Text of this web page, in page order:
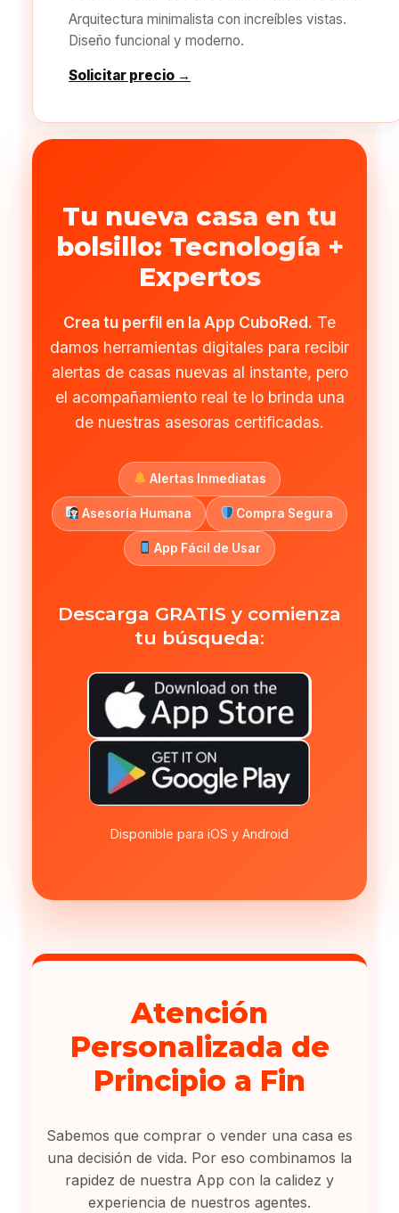
Arquitectura minimalista con increíbles vistas.
Diseño funcional y moderno.
Solicitar precio →
Tu nueva casa en tu
bolsillo: Tecnología +
Expertos
Crea tu perfil en la App CuboRed. Te
damos herramientas digitales para recibir
alertas de casas nuevas al instante, pero
el acompañamiento real te lo brinda una
de nuestras asesoras certificadas.
Alertas Inmediatas
Asesoría Humana Compra Segura
App Fácil de Usar
Descarga GRATIS y comienza
tu búsqueda:
Disponible para iOS y Android
Atención
Personalizada de
Principio a Fin
Sabemos que comprar o vender una casa es
una decisión de vida. Por eso combinamos la
rapidez de nuestra App con la calidez y
experiencia de nuestros agentes.